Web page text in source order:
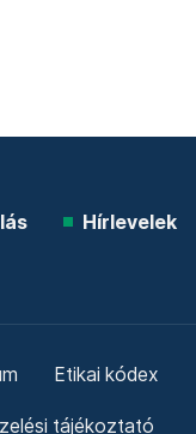
Hírlevelek
Etikai kódex
tájékoztató